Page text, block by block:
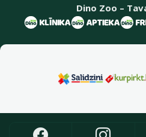
Dino Zoo –